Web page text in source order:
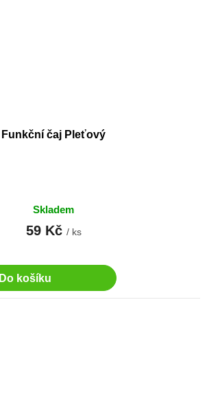
Funkční čaj Pleťový
Skladem
59 Kč / ks
Do košíku